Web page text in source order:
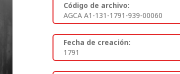
Código de archivo:
AGCA A1-131-1791-939-00060
Fecha de creación:
1791